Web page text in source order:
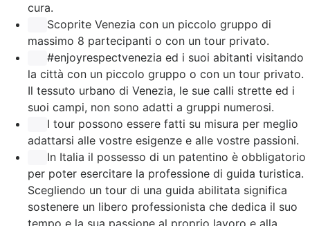
cura.
Scoprite Venezia con un piccolo gruppo di
massimo 8 partecipanti o con un tour privato.
#enjoyrespectvenezia ed i suoi abitanti visitando
la città con un piccolo gruppo o con un tour privato.
Il tessuto urbano di Venezia, le sue calli strette ed i
suoi campi, non sono adatti a gruppi numerosi.
I tour possono essere fatti su misura per meglio
adattarsi alle vostre esigenze e alle vostre passioni.
In Italia il possesso di un patentino è obbligatorio
per poter esercitare la professione di guida turistica.
Scegliendo un tour di una guida abilitata significa
sostenere un libero professionista che dedica il suo